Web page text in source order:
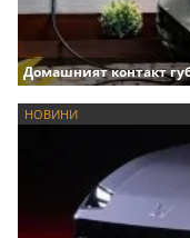
Домашният контакт
НОВИНИ